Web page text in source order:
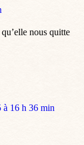
nous quitte
à 16 h 36 min